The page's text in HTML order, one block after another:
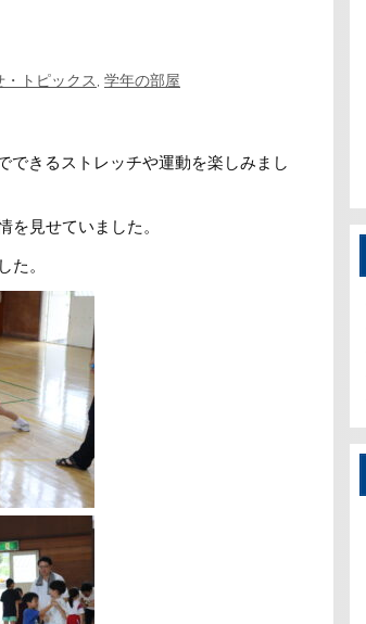
・トピックス 学年の部屋
きるストレッチや運動を楽しみまし
見せていました。
。